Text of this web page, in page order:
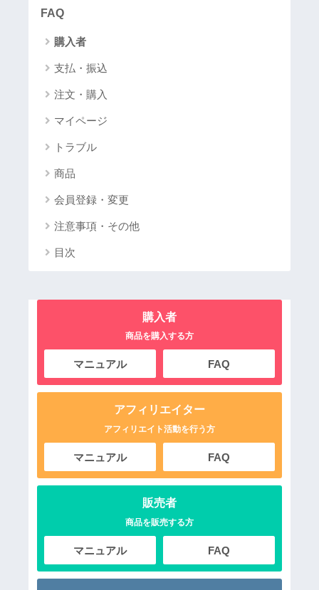
FAQ
購入者
支払・振込
注文・購入
マイページ
トラブル
商品
会員登録・変更
注意事項・その他
目次
購入者
商品を購入する方
マニュアル FAQ
アフィリエイター
アフィリエイト活動を行う方
マニュアル FAQ
販売者
商品を販売する方
マニュアル FAQ